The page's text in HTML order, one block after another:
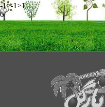
-1>-1>1
0